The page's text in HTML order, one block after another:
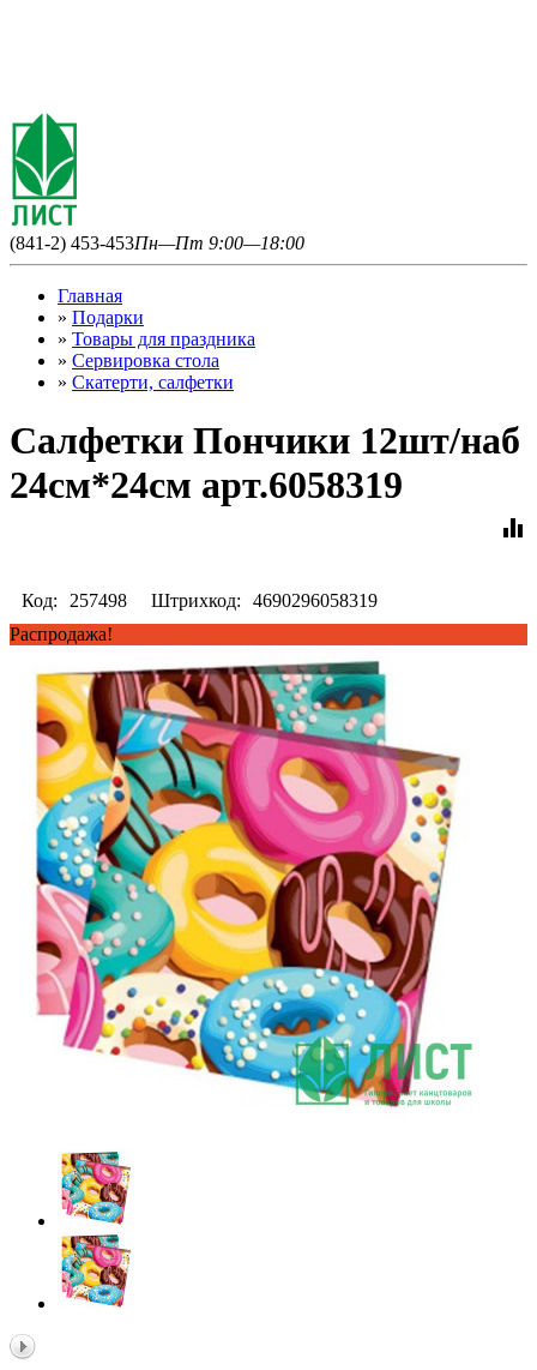
(841-2) 453-453Пн—Пт 9:00—18:00
Главная
» Подарки
» Товары для праздника
» Сервировка стола
» Скатерти, салфетки
Салфетки Пончики 12шт/наб
24см*24см арт.6058319
equalizer
Код: 257498 Штрихкод:
4690296058319
Распродажа!